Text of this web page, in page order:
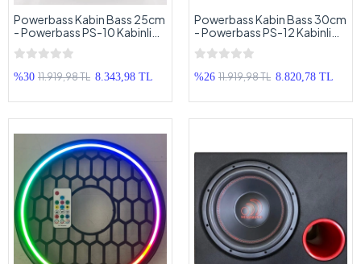
Powerbass Kabin Bass 25cm
- Powerbass PS-10 Kabinli
Subwoofer - 25 cm Pro
Kabinli Bass
%30 11.919,98 TL 8.343,98 TL
Powerbass Kabin Bass 30cm
- Powerbass PS-12 Kabinli
Subwoofer - 30 cm Pro
Kabinli Bass
%26 11.919,98 TL 8.820,78 TL